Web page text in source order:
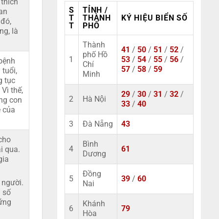
là
tuổi,
tục
thế,
con
của
qua.
số
S
T
T
TỈNH /
THÀNH
PHỐ
KÝ HIỆU BIỂN SỐ
1
Thành
phố Hồ
Chí
Minh
41 / 50 / 51 / 52 /
53 / 54 / 55 / 56 /
57 / 58 / 59
2 Hà Nội
29 / 30 / 31 / 32 /
33 / 40
3 Đà Nẵng 43
4
Bình
Dương
61
5
Đồng
Nai
39 / 60
6
Khánh
Hòa
79